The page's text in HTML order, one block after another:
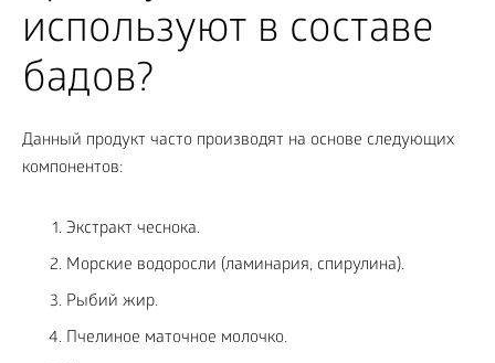
используют в составе
бадов?
Данный продукт часто производят на основе следующих
компонентов:
Экстракт чеснока.
Морские водоросли (ламинария, спирулина).
Рыбий жир.
Пчелиное маточное молочко.